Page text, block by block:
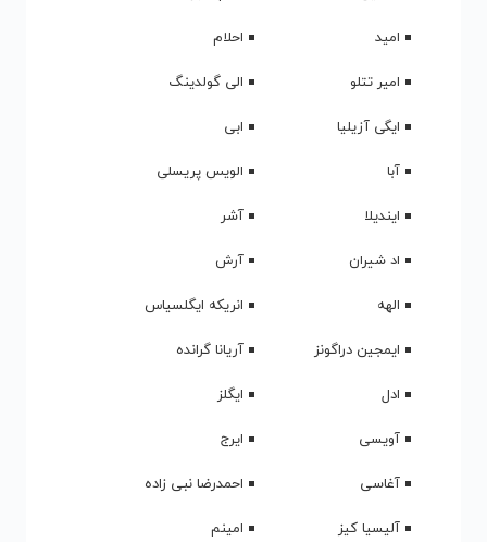
امید
احلام
امیر تتلو
الی گولدینگ
ایگی آزیلیا
ابی
آبا
الویس پریسلی
ایندیلا
آشر
اد شیران
آرش
الهه
انریکه ایگلسیاس
ایمجین دراگونز
آریانا گرانده
ادل
ایگلز
آویسی
ایرج
آغاسی
احمدرضا نبی زاده
آلیسیا کیز
امینم